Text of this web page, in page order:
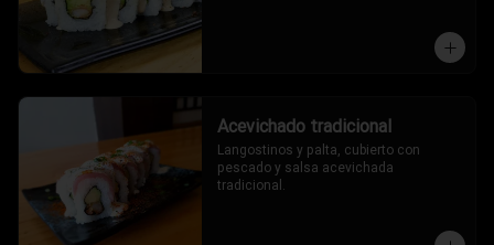
Acevichado tradicional
Langostinos y palta, cubierto con
pescado y salsa acevichada
tradicional.